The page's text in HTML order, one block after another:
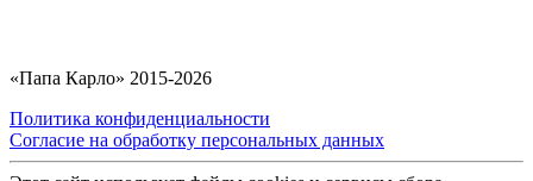
«Папа Карло» 2015-2026
Политика конфиденциальности
Согласие на обработку персональных данных